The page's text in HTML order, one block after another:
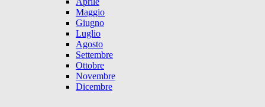
Maggio
Giugno
Luglio
Agosto
Settembre
Ottobre
Novembre
Dicembre